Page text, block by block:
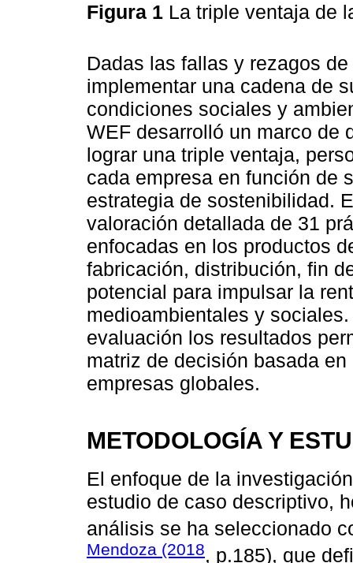
Figura 1 La triple ventaja de
Dadas las fallas y rezagos
implementar una cadena de
condiciones sociales y
WEF desarrolló un marco de
lograr una triple ventaja,
cada empresa en función de
estrategia de sostenibilidad.
valoración detallada de 31
enfocadas en los productos
fabricación, distribución, fin
potencial para impulsar la
medioambientales y
evaluación los resultados
matriz de decisión basada
empresas globales.
METODOLOGÍA Y
El enfoque de la
estudio de caso descriptivo,
análisis se ha seleccionado
Mendoza (2018, p.185), que